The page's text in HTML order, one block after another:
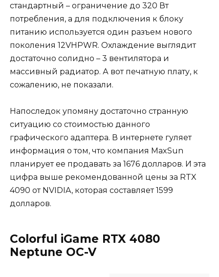
стандартный – ограничение до 320 Вт
потребления, а для подключения к блоку
питанию используется один разъем нового
поколения 12VHPWR. Охлаждение выглядит
достаточно солидно – 3 вентилятора и
массивный радиатор. А вот печатную плату, к
сожалению, не показали.
Напоследок упомяну достаточно странную
ситуацию со стоимостью данного
графического адаптера. В интернете гуляет
информация о том, что компания MaxSun
планирует ее продавать за 1676 долларов. И эта
цифра выше рекомендованной цены за RTX
4090 от NVIDIA, которая составляет 1599
долларов.
Colorful iGame RTX 4080
Neptune OC-V